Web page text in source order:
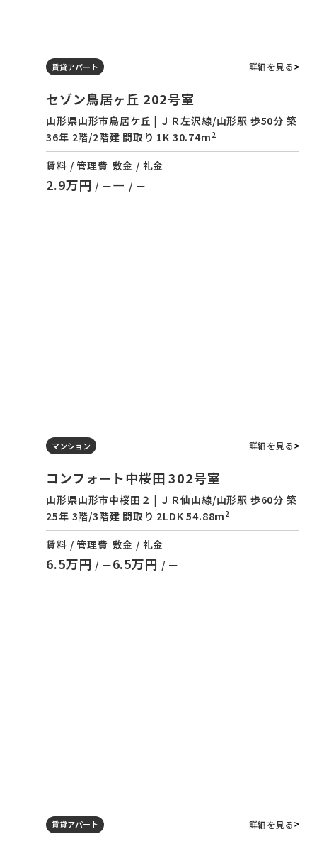
賃貸アパート 詳細を見る
セゾン鳥居ヶ丘 202号室
山形県山形市鳥居ケ丘 | ＪＲ左沢線/山形駅 歩50分 築
36年 2階/2階建 間取り 1K 30.74m 2
賃料 / 管理費
2.9万円 / ー
敷金 / 礼金
ー / ー
マンション 詳細を見る
コンフォート中桜田 302号室
山形県山形市中桜田２ | ＪＲ仙山線/山形駅 歩60分 築
25年 3階/3階建 間取り 2LDK 54.88m 2
賃料 / 管理費
6.5万円 / ー
敷金 / 礼金
6.5万円 / ー
賃貸アパート 詳細を見る